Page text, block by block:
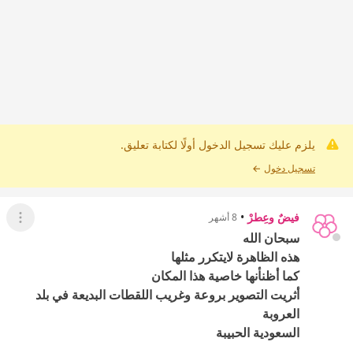
يلزم عليك تسجيل الدخول أولًا لكتابة تعليق.
تسجيل دخول ←
فيضٌ وعِطرْ • 8 أشهر عرض
سبحان الله
هذه الظاهرة لايتكرر مثلها
كما أظنأنها خاصية هذا المكان
أثريت التصوير بروعة وغريب اللقطات البديعة في بلد
العروبة
السعودية الحبيبة